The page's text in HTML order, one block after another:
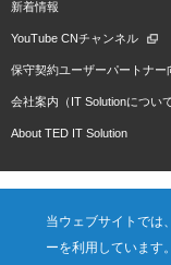
当ウェブサイトでは
ーを利用しています
新着情報
YouTube CNチャンネル
保守契約ユーザーパートナー
会社案内（IT Solutionについて
About TED IT Solution
会社概要 ご利用規約 プ